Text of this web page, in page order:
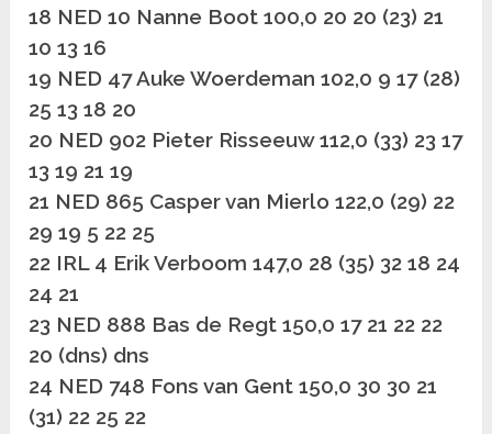
18 NED 10 Nanne Boot 100,0 20 20 (23) 21
10 13 16
19 NED 47 Auke Woerdeman 102,0 9 17 (28)
25 13 18 20
20 NED 902 Pieter Risseeuw 112,0 (33) 23 17
13 19 21 19
21 NED 865 Casper van Mierlo 122,0 (29) 22
29 19 5 22 25
22 IRL 4 Erik Verboom 147,0 28 (35) 32 18 24
24 21
23 NED 888 Bas de Regt 150,0 17 21 22 22
20 (dns) dns
24 NED 748 Fons van Gent 150,0 30 30 21
(31) 22 25 22